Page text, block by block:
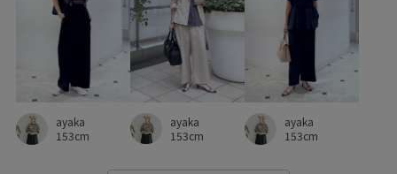
ayaka
153cm
ayaka
153cm
ayaka
153cm